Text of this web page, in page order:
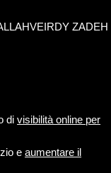
ZADEH
divisibilità online per
eaumentare il